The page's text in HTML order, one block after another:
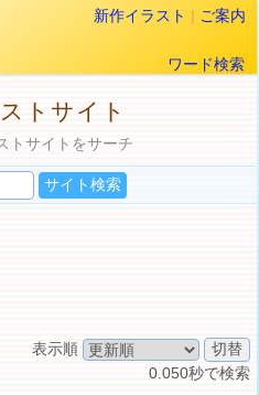
新作イラスト | ご案内
ワード検索
トサイト
トサイトをサーチ
表示順
0.050秒で検索